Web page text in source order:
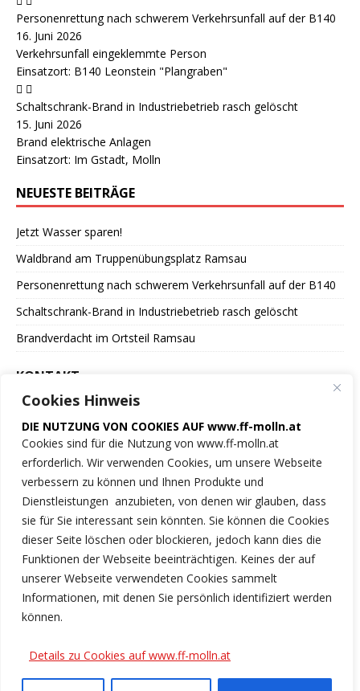
Cookies Hinweis
DIE NUTZUNG VON COOKIES AUF www.ff-molln.at
Cookies sind für die Nutzung von www.ff-molln.at
erforderlich. Wir verwenden Cookies, um unsere Webseite
verbessern zu können und Ihnen Produkte und
Dienstleistungen anzubieten, von denen wir glauben, dass
sie für Sie interessant sein könnten. Sie können die Cookies
dieser Seite löschen oder blockieren, jedoch kann dies die
Funktionen der Webseite beeinträchtigen. Keines der auf
unserer Webseite verwendeten Cookies sammelt
Informationen, mit denen Sie persönlich identifiziert werden
können.
Details zu Cookies auf www.ff-molln.at
Personenrettung nach schwerem Verkehrsunfall auf der B140
16. Juni 2026
Verkehrsunfall eingeklemmte Person
Einsatzort: B140 Leonstein "Plangraben"
Schaltschrank-Brand in Industriebetrieb rasch gelöscht
15. Juni 2026
Brand elektrische Anlagen
Einsatzort: Im Gstadt, Molln
NEUESTE BEITRÄGE
Jetzt Wasser sparen!
Waldbrand am Truppenübungsplatz Ramsau
Personenrettung nach schwerem Verkehrsunfall auf der B140
Schaltschrank-Brand in Industriebetrieb rasch gelöscht
Brandverdacht im Ortsteil Ramsau
KONTAKT
der Marktgemeinde Molln
Feuerwehrstrasse 1
4591 Molln
Tel.: 07584/2222
ff-molln@ki.ooelfv.at